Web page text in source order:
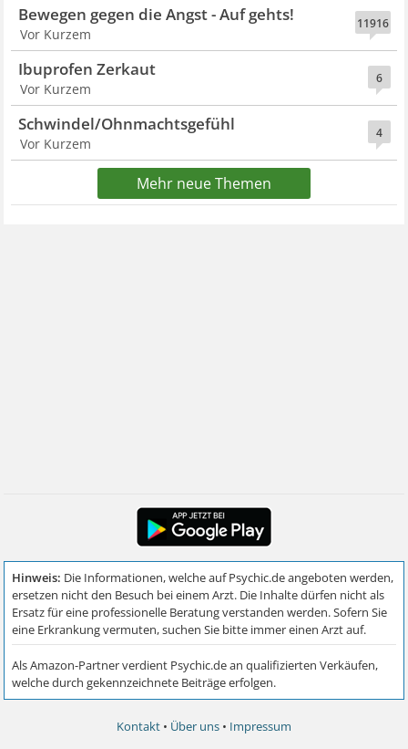
11916
Bewegen gegen die Angst - Auf gehts!
Vor Kurzem
6
Ibuprofen Zerkaut
Vor Kurzem
4
Schwindel/Ohnmachtsgefühl
Vor Kurzem
Mehr neue Themen
Kontakt • Über uns • Impressum